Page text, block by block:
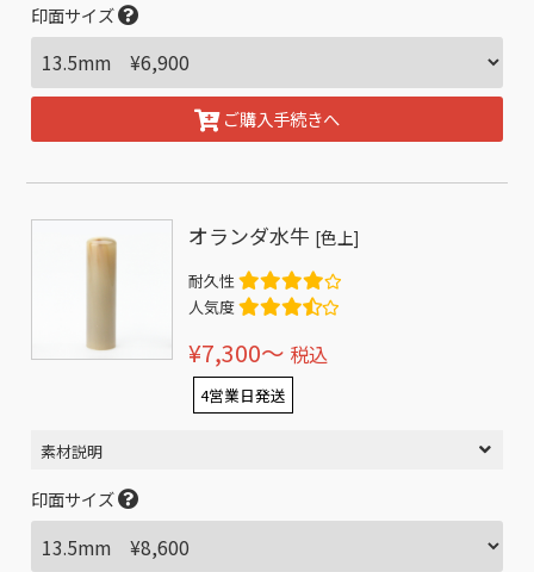
印面サイズ
ご購入手続きへ
オランダ水牛 [色上]
耐久性
人気度
¥7,300〜 税込
4営業日発送
素材説明
印面サイズ